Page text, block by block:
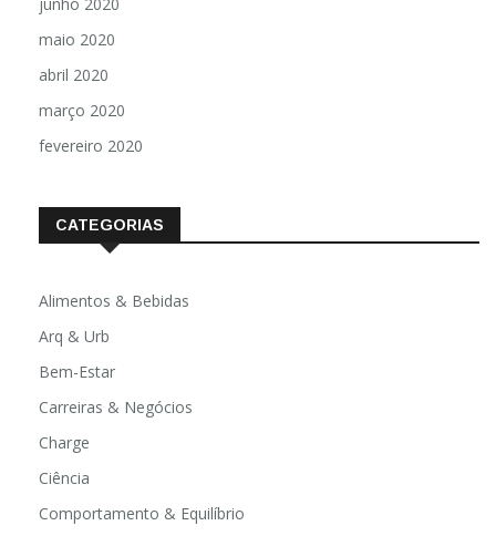
maio 2020
abril 2020
março 2020
fevereiro 2020
CATEGORIAS
Alimentos & Bebidas
Arq & Urb
Bem-Estar
Carreiras & Negócios
Charge
Ciência
Comportamento & Equilíbrio